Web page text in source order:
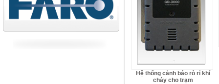
Hệ thống cảnh báo rò rỉ khí
cháy cho trạm